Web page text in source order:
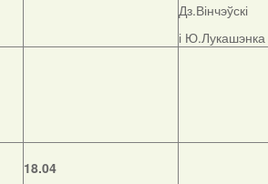
Дз.Вінчэўскі
і Ю.Лукашэнка
18.04